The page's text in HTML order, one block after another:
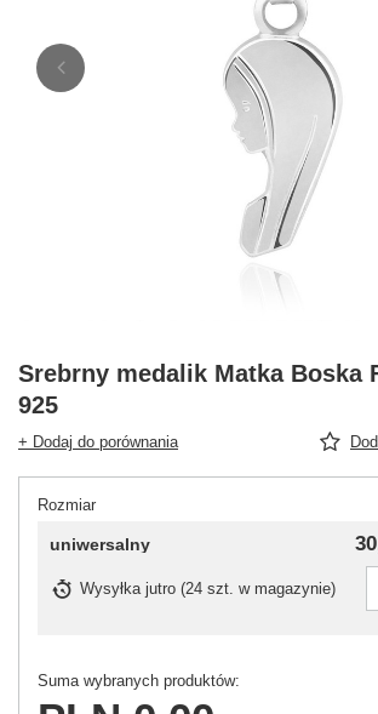
Srebrny medalik Matka Boska
925
+ Dodaj do porównania
Rozmiar
uniwersalny
Wysyłka jutro (24 szt. w magazynie)
Suma wybranych produktów: